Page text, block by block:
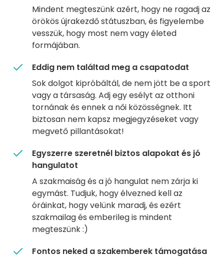
Mindent megteszünk azért, hogy ne ragadj az
örökös újrakezdő státuszban, és figyelembe
vesszük, hogy most nem vagy életed
formájában.
Eddig nem találtad meg a csapatodat
Sok dolgot kipróbáltál, de nem jött be a sport
vagy a társaság. Adj egy esélyt az otthoni
tornának és ennek a női közösségnek. Itt
biztosan nem kapsz megjegyzéseket vagy
megvető pillantásokat!
Egyszerre szeretnél biztos alapokat és jó
hangulatot
A szakmaiság és a jó hangulat nem zárja ki
egymást. Tudjuk, hogy élvezned kell az
óráinkat, hogy velünk maradj, és ezért
szakmailag és emberileg is mindent
megteszünk :)
Fontos neked a szakemberek támogatása